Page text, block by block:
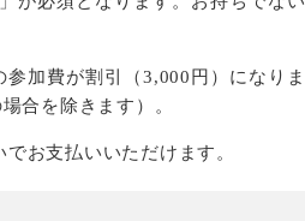
加費が割引（3,000円）になりま
合を除きます）。
お支払いいただけます。